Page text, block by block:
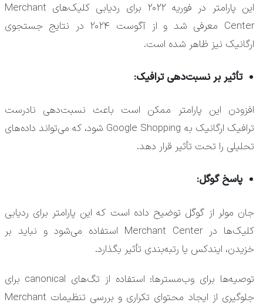
این پارامتر در فوریه ۲۰۲۲ برای ردیابی کلیک‌های Merchant
Center معرفی شد و از آگوست ۲۰۲۴ در نتایج جستجوی
ارگانیک نیز ظاهر شده است.
تأثیر بر نسبت‌دهی ترافیک:
افزودن این پارامتر ممکن است باعث نسبت‌دهی نادرست
ترافیک ارگانیک به Google Shopping شود، که می‌تواند داده‌های
تحلیلی را تحت تأثیر قرار دهد.
پاسخ گوگل:
جان مولر از گوگل توضیح داده است که این پارامتر برای ردیابی
کلیک‌ها در Merchant Center استفاده می‌شود و نباید بر
خزیدن، ایندکس یا رتبه‌بندی تأثیر بگذارد.
توصیه‌ها برای وب‌مسترها: استفاده از تگ‌های canonical برای
جلوگیری از ایجاد محتوای تکراری و بررسی تنظیمات Merchant